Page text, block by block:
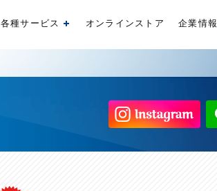
各種サービス 開くオンラインストア 企業情報